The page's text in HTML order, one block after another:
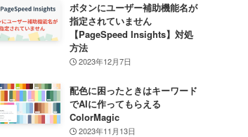
ボタンにユーザー補助機能名が
指定されていません
【PageSpeed Insights】対処
方法
2023年12月7日
配色に困ったときはキーワード
でAIに作ってもらえる
ColorMagic
2023年11月13日